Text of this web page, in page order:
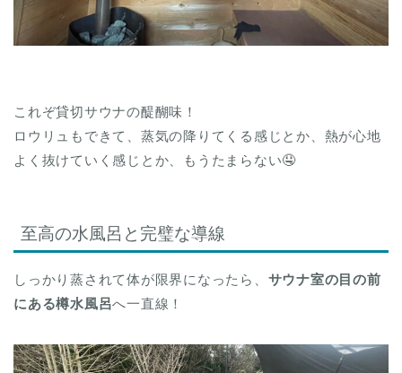
これぞ貸切サウナの醍醐味！
ロウリュもできて、蒸気の降りてくる感じとか、熱が心地
よく抜けていく感じとか、もうたまらない🤤
至高の水風呂と完璧な導線
しっかり蒸されて体が限界になったら、 サウナ室の目の前
にある樽水風呂へ一直線！